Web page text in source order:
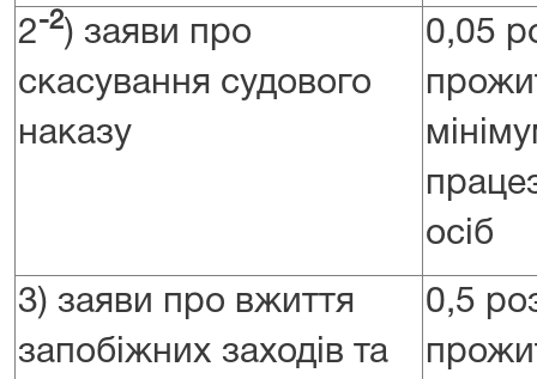
2-2) заяви про
скасування судового
наказу
0,05
осіб
3) заяви про вжиття
запобіжних заходів та
0,5